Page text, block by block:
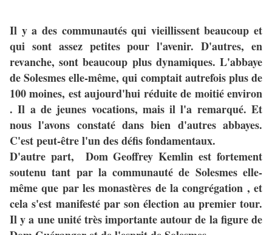
Il y a des communautés qui vieillissent beaucoup et
qui sont assez petites pour l'avenir. D'autres, en
revanche, sont beaucoup plus dynamiques. L'abbaye
de Solesmes elle-même, qui comptait autrefois plus de
100 moines, est aujourd'hui réduite de moitié environ
. Il a de jeunes vocations, mais il l'a remarqué. Et
nous l'avons constaté dans bien d'autres abbayes.
C'est peut-être l'un des défis fondamentaux.
D'autre part, Dom Geoffrey Kemlin est fortement
soutenu tant par la communauté de Solesmes elle-
même que par les monastères de la congrégation , et
cela s'est manifesté par son élection au premier tour.
Il y a une unité très importante autour de la figure de